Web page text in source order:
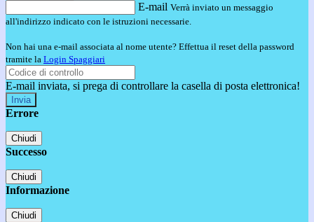
E-mail Verrà inviato un messaggio
all'indirizzo indicato con le istruzioni necessarie.
Non hai una e-mail associata al nome utente? Effettua il reset della password
tramite la Login Spaggiari
E-mail inviata, si prega di controllare la casella di posta elettronica!
Errore
Chiudi
Successo
Chiudi
Informazione
Chiudi